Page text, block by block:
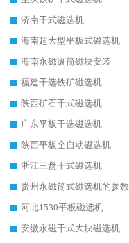
济南干式磁选机
海南超大型平板式磁选机
海南永磁滚筒磁块安装
福建干选铁矿磁选机
陕西矿石干式磁选机
广东平板干选磁选机
陕西平板全自动磁选机
浙江三盘干式磁选机
贵州永磁筒式磁选机的参数
河北1530平板磁选机
安徽永磁干式大块磁选机